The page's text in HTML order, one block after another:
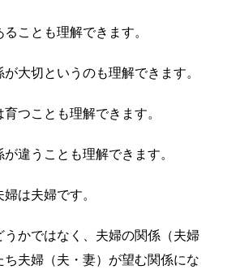
ことも理解できます。
大切というのも理解できます。
つことも理解できます。
違うことも理解できます。
は夫婦です。
うかではなく、夫婦の関係（夫婦
夫婦（夫・妻）が望む関係にな